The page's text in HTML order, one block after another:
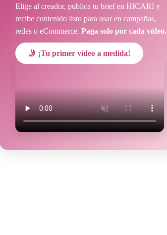
Elige al creador, publica tu brief en HICARI y
recibe contenido listo para usar en campañas,
redes o eCommerce.Paga solo por cada vídeo.
🤳 ¡Tu primer vídeo a medida!